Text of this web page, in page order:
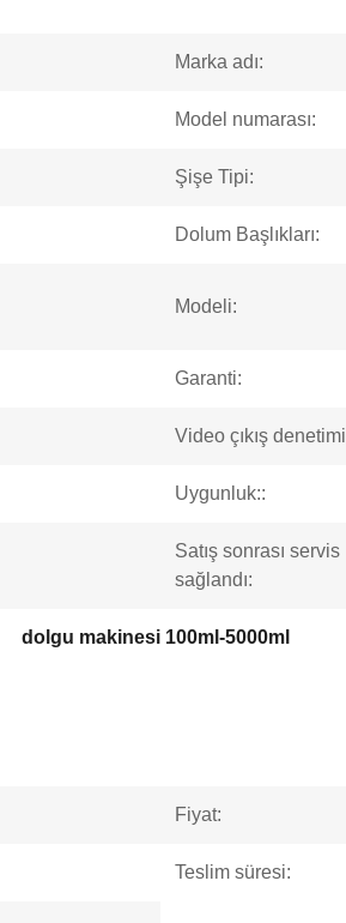
Marka adı:
Model numarası:
Şişe Tipi:
Dolum Başlıkları:
Modeli:
Garanti:
Video çıkış
Uygunluk::
Satış sonrası servis
sağlandı:
dolgu makinesi 100ml-5000ml
Fiyat:
Teslim süresi: